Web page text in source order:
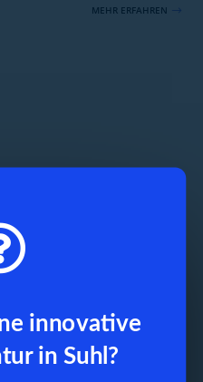
MEHR ERFAHREN $
innovative
in Suhl?